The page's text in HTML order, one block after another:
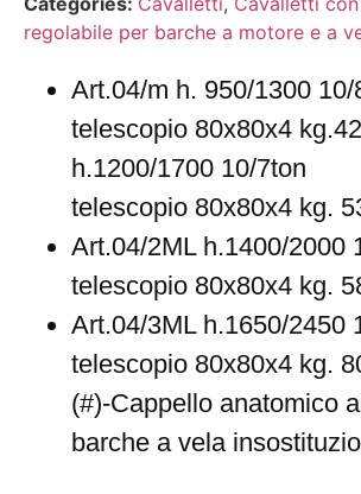
regolabile per barche a motore e a
Art.04/m h. 950/1300 10/
telescopio 80x80x4
h.1200/1700 10/7ton
telescopio 80x80x4 kg.
Art.04/2ML h.1400/2000
telescopio 80x80x4 kg.
Art.04/3ML h.1650/2450
telescopio 80x80x4 kg.
(#)-Cappello anatomico
barche a vela